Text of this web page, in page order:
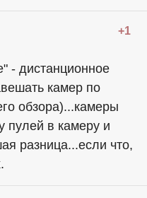
+1
- дистанционное
камер по
обзора)...камеры
пулей в камеру и
разница...если что,